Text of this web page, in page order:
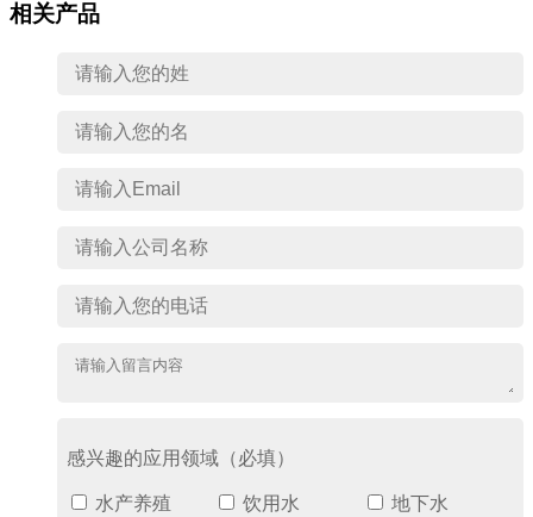
相关产品
感兴趣的应用领域（必填）
水产养殖 饮用水
地下水